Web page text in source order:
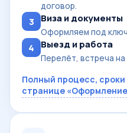
договор.
3 Виза и документы
Оформляем под
4 Выезд и работа
Перелёт, встреча
Полный процесс,
странице